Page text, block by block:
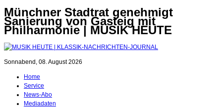
Münchner Stadtrat genehmigt
Sanierung von Gasteig mit
Philharmonie | MUSIK HEUTE
Sonnabend, 08. August 2026
Home
Service
News-Abo
Mediadaten